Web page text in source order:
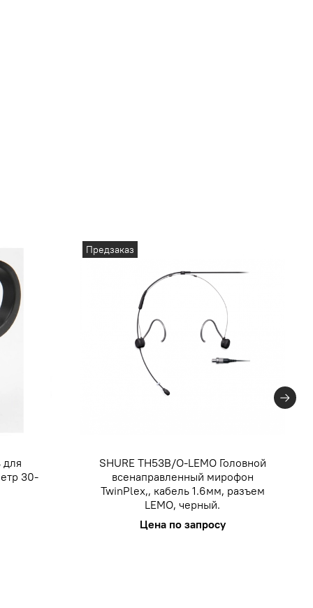
для
30-
Предзаказ
SHURE TH53B/O-LEMO Головной
всенаправленный мирофон
TwinPlex,, кабель 1.6мм, разъем
LEMO, черный.
Цена по запросу